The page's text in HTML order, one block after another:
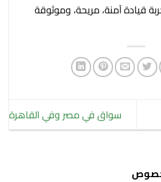
قيادة آمنة، مريحة، وموثوقة
سواق في مصر وفي القاهرة